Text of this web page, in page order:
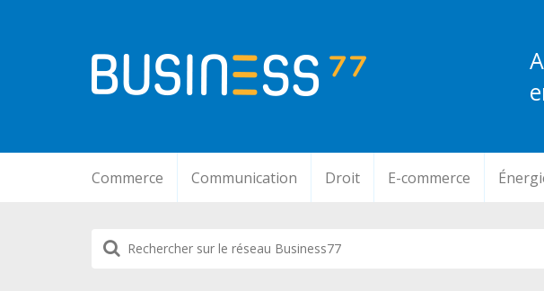
Commerce Communication Droit E-commerce